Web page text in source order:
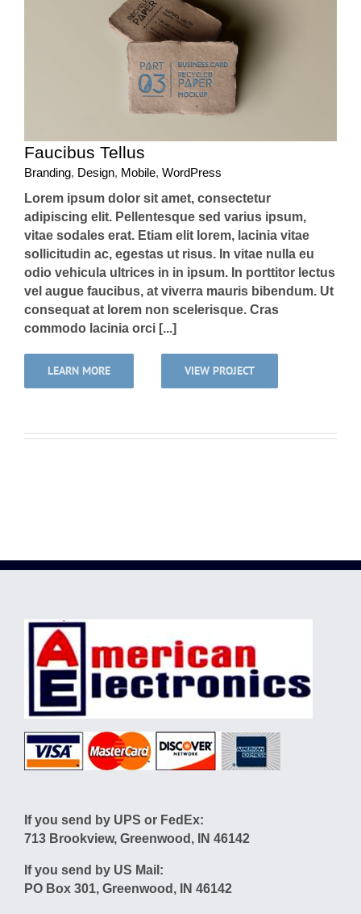
Faucibus Tellus
Branding, Design, Mobile, WordPress
Lorem ipsum dolor sit amet, consectetur
adipiscing elit. Pellentesque sed varius ipsum,
vitae sodales erat. Etiam elit lorem, lacinia vitae
sollicitudin ac, egestas ut risus. In vitae nulla eu
odio vehicula ultrices in in ipsum. In porttitor lectus
vel augue faucibus, at viverra mauris bibendum. Ut
consequat at lorem non scelerisque. Cras
commodo lacinia orci [...]
LEARN MORE VIEW PROJECT
If you send by UPS or FedEx:
713 Brookview, Greenwood, IN 46142
If you send by US Mail:
PO Box 301, Greenwood, IN 46142